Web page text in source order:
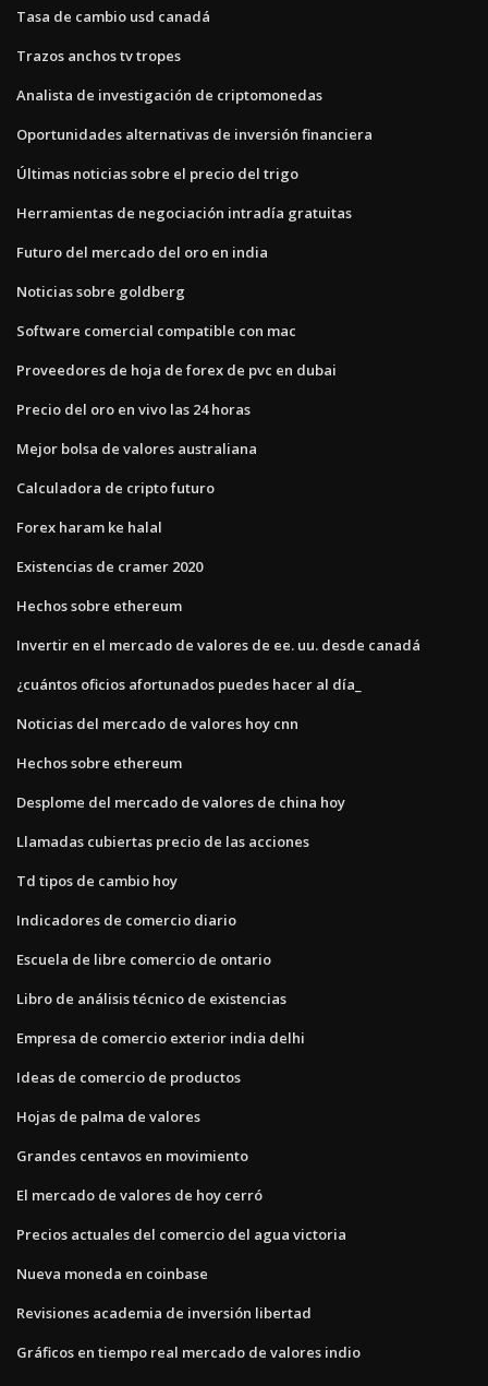
Tasa de cambio usd canadá
Trazos anchos tv tropes
Analista de investigación de criptomonedas
Oportunidades alternativas de inversión financiera
Últimas noticias sobre el precio del trigo
Herramientas de negociación intradía gratuitas
Futuro del mercado del oro en india
Noticias sobre goldberg
Software comercial compatible con mac
Proveedores de hoja de forex de pvc en dubai
Precio del oro en vivo las 24 horas
Mejor bolsa de valores australiana
Calculadora de cripto futuro
Forex haram ke halal
Existencias de cramer 2020
Hechos sobre ethereum
Invertir en el mercado de valores de ee. uu. desde canadá
¿cuántos oficios afortunados puedes hacer al día_
Noticias del mercado de valores hoy cnn
Hechos sobre ethereum
Desplome del mercado de valores de china hoy
Llamadas cubiertas precio de las acciones
Td tipos de cambio hoy
Indicadores de comercio diario
Escuela de libre comercio de ontario
Libro de análisis técnico de existencias
Empresa de comercio exterior india delhi
Ideas de comercio de productos
Hojas de palma de valores
Grandes centavos en movimiento
El mercado de valores de hoy cerró
Precios actuales del comercio del agua victoria
Nueva moneda en coinbase
Revisiones academia de inversión libertad
Gráficos en tiempo real mercado de valores indio